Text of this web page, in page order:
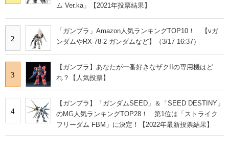
ム Ver.ka」【2021年投票結果】
2
「ガンプラ」Amazon人気ランキングTOP10！ 【νガ
ンダムやRX-78-2 ガンダムなど】（3/17 16:37）
3
【ガンプラ】あなたが一番好きなザクIIの専用機はど
れ？【人気投票】
4
【ガンプラ】「ガンダムSEED」＆「SEED DESTINY」
のMG人気ランキングTOP28！ 第1位は「ストライク
フリーダム FBM」に決定！【2022年最新投票結果】